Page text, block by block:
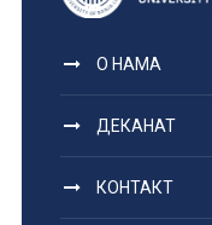
О НАМА
ДЕКАНАТ
КОНТАКТ